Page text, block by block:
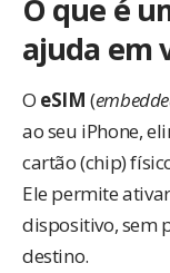
O que é
ajuda em
O eSIM (
ao seu iPhone,
cartão (chip)
Ele permite
dispositivo, sem
destino.